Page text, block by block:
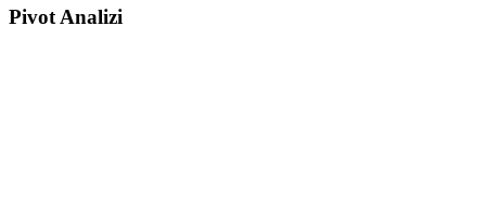
Pivot Analizi